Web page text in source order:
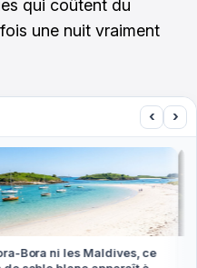
qui coûtent du
une nuit vraiment
‹ ›
Bora ni les Maldives, ce